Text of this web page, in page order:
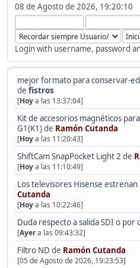
08 de Agosto de 2026, 19:20:10
Login with username, password
mejor formato para conservar-
de fistros
[Hoya las 13:37:04]
Kit de accesorios magnéticos
G1(K1)de Ramón Cutanda
[Hoya las 11:20:43]
ShiftCam SnapPocket Light 2 de
[Hoya las 11:10:49]
Los televisores Hisense estrenan
Cutanda
[Hoya las 10:22:46]
Duda respecto a salida SDI o por
[Ayera las 09:43:32]
Filtro ND de Ramón Cutanda
[05 de Agosto de 2026, 19:23:53]